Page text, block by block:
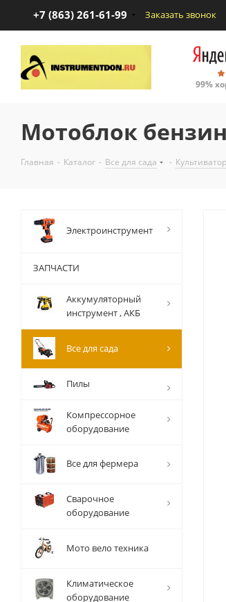
+7 (863) 261-61-99 Заказать звонок
99%
Мотоблок
Главная - Каталог - Все для сада -
Электроинструмент
ЗАПЧАСТИ
Аккумуляторный
инструмент , АКБ
Все для сада
Пилы
Компрессорное
оборудование
Все для фермера
Сварочное
оборудование
Мото вело техника
Климатическое
оборудование